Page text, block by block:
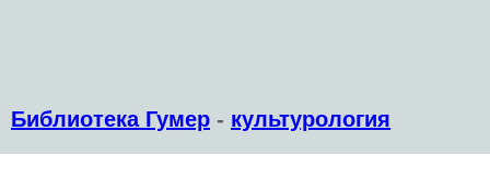
Библиотека Гумер - культурология